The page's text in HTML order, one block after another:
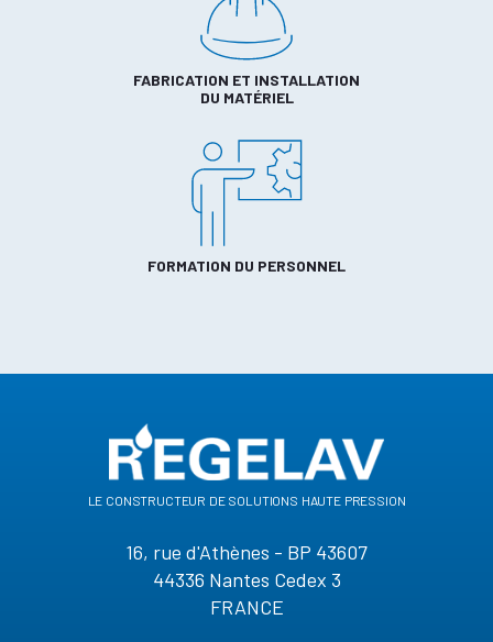
FABRICATION ET INSTALLATION
DU MATÉRIEL
FORMATION DU PERSONNEL
le constructeur de solutions haute pression
16, rue d'Athènes - BP 43607
44336 Nantes Cedex 3
FRANCE